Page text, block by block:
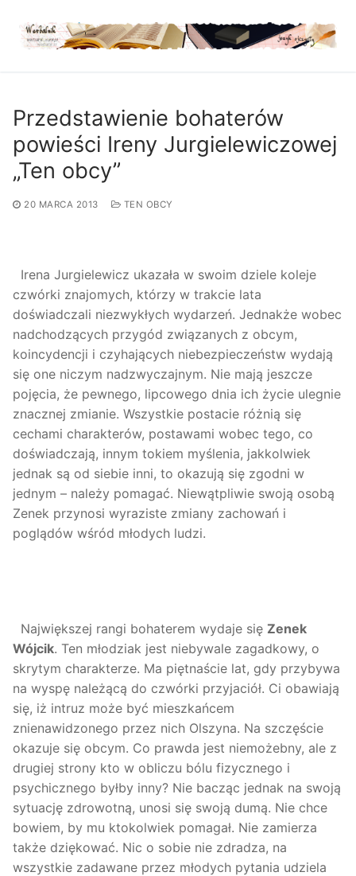
treści
Przedstawienie bohaterów
powieści Ireny Jurgielewiczowej
„Ten obcy”
20 MARCA 2013 TEN OBCY
Irena Jurgielewicz ukazała w swoim dziele koleje
czwórki znajomych, którzy w trakcie lata
doświadczali niezwykłych wydarzeń. Jednakże wobec
nadchodzących przygód związanych z obcym,
koincydencji i czyhających niebezpieczeństw wydają
się one niczym nadzwyczajnym. Nie mają jeszcze
pojęcia, że pewnego, lipcowego dnia ich życie ulegnie
znacznej zmianie. Wszystkie postacie różnią się
cechami charakterów, postawami wobec tego, co
doświadczają, innym tokiem myślenia, jakkolwiek
jednak są od siebie inni, to okazują się zgodni w
jednym – należy pomagać. Niewątpliwie swoją osobą
Zenek przynosi wyraziste zmiany zachowań i
poglądów wśród młodych ludzi.
Największej rangi bohaterem wydaje się Zenek
Wójcik. Ten młodziak jest niebywale zagadkowy, o
skrytym charakterze. Ma piętnaście lat, gdy przybywa
na wyspę należącą do czwórki przyjaciół. Ci obawiają
się, iż intruz może być mieszkańcem
znienawidzonego przez nich Olszyna. Na szczęście
okazuje się obcym. Co prawda jest niemożebny, ale z
drugiej strony kto w obliczu bólu fizycznego i
psychicznego byłby inny? Nie bacząc jednak na swoją
sytuację zdrowotną, unosi się swoją dumą. Nie chce
bowiem, by mu ktokolwiek pomagał. Nie zamierza
także dziękować. Nic o sobie nie zdradza, na
wszystkie zadawane przez młodych pytania udziela